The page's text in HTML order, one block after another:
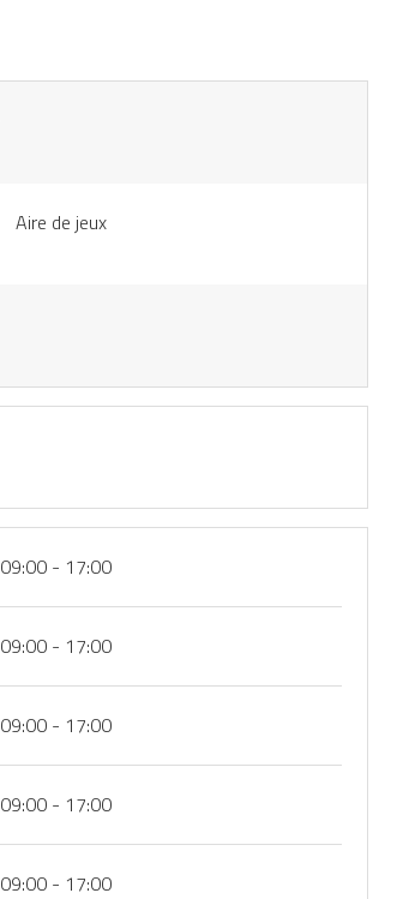
Aire de jeux
09:00 - 17:00
09:00 - 17:00
09:00 - 17:00
09:00 - 17:00
09:00 - 17:00